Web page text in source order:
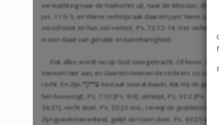
verwachting naar de toekomst uit, naar de Messias, die
Jes. 11:3-5 ; en Wiens rechtspraak daarom juist hierin
verschoont en hun ziel verlost, Ps. 72:12-14 . Het
in een daad van genade en barmhartigheid.
Dat alles wordt nu op God overgebracht. Of liever,
mensen niet aan, en daarom moeten de rechters zo
recht. En Zijn hqdu bestaat vooral daarin, dat Hij de
hen bevestigt, Ps. 7:10 [Ps. 9:9], uithelpt, Ps. 31:2 [Ps. 31:1
34:21 ], recht doet, Ps. 35:23 enz., terwijl de goddelozen
Zijn goedertierenheid, gelijk de toorn doet,Ps. 69:25 v.,